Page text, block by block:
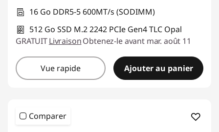
16 Go DDR5-5 600MT/s (SODIMM)
512 Go SSD M.2 2242 PCIe Gen4 TLC Opal
GRATUITLivraisonObtenez-le avant mar. août 11
Vue rapide Ajouter au panier
Comparer